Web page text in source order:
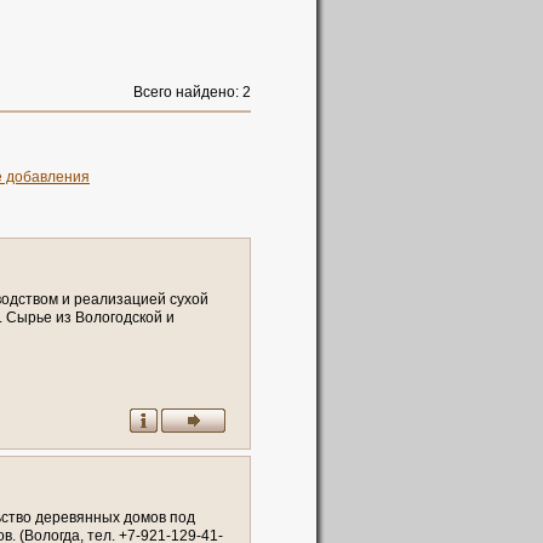
Всего найдено: 2
добавления
одством и реализацией сухой
. Сырье из Вологодской и
ство деревянных домов под
в. (Вологда, тел. +7-921-129-41-